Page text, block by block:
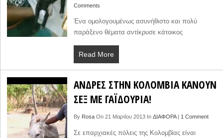
Comments
Ένα ομολογουμένως ασυνήθιστο και πολύ
παράξενο θέματα αντίκρυσε κάτοικος
Read More
ΑΝΔΡΕΣ ΣΤΗΝ ΚΟΛΟΜΒΙΑ ΚΑΝΟΥΝ
ΣΕΞ ΜΕ ΓΑΪΔΟΥΡΙΑ!
By RosaOn 21 Μαρτίου 2013 In ΔΙΑΦΟΡΑ| 1 Comment
Σε επαρχιακές πόλεις της Κολομβίας είναι